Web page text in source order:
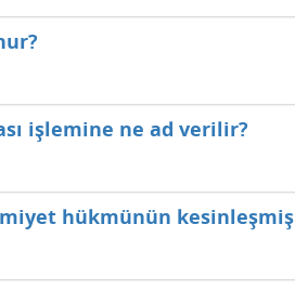
işlemine ne ad verilir?
hükmünün kesinleşmiş